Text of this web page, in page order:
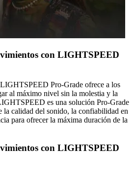
con LIGHTSPEED
Pro-Grade ofrece a los
al máximo nivel sin la molestia y la
es una solución Pro-Grade
la calidad del sonido, la confiabilidad en
para ofrecer la máxima duración de la
con LIGHTSPEED